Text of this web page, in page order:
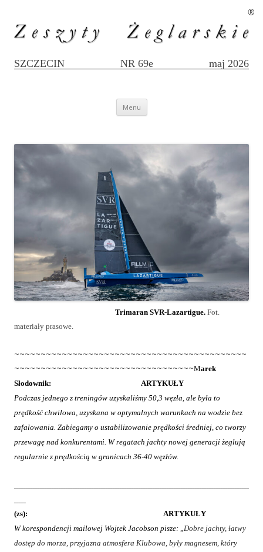
SZCZECIN NR 69e maj 2026
®
Menu Przejdź
Trimaran SVR-Lazartigue. Fot.
materiały prasowe.
~~~~~~~~~~~~~~~~~~~~~~~~~~~~~~~~~~~~~~~~~~~~
~~~~~~~~~~~~~~~~~~~~~~~~~~~~~~~~~~Marek
Słodownik: ARTYKUŁY
Podczas jednego z treningów uzyskaliśmy 50,3 węzła, ale była to
prędkość chwilowa, uzyskana w optymalnych warunkach na wodzie bez
zafalowania. Zabiegamy o ustabilizowanie prędkości średniej, co tworzy
przewagę nad konkurentami. W regatach jachty nowej generacji żeglują
regularnie z prędkością w granicach 36-40 węzłów.
(zs): ARTYKUŁY
W korespondencji mailowej Wojtek Jacobson pisze:
Dobre jachty, łatwy
dostęp do morza, przyjazna atmosfera Klubowa, były magnesem, który